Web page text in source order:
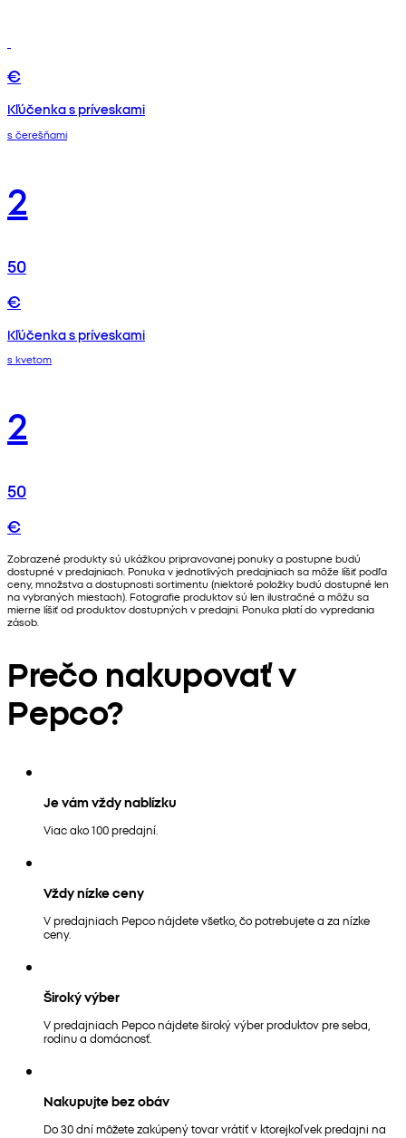
€
Kľúčenka s príveskami
s čerešňami
2
50
€
Kľúčenka s príveskami
s kvetom
2
50
€
Zobrazené produkty sú ukážkou pripravovanej ponuky a postupne budú
dostupné v predajniach. Ponuka v jednotlivých predajniach sa môže líšiť podľa
ceny, množstva a dostupnosti sortimentu (niektoré položky budú dostupné len
na vybraných miestach). Fotografie produktov sú len ilustračné a môžu sa
mierne líšiť od produktov dostupných v predajni. Ponuka platí do vypredania
zásob.
Prečo nakupovať v
Pepco?
Je vám vždy nablízku
Viac ako 100 predajní.
Vždy nízke ceny
V predajniach Pepco nájdete všetko, čo potrebujete a za nízke
ceny.
Široký výber
V predajniach Pepco nájdete široký výber produktov pre seba,
rodinu a domácnosť.
Nakupujte bez obáv
Do 30 dní môžete zakúpený tovar vrátiť v ktorejkoľvek predajni na